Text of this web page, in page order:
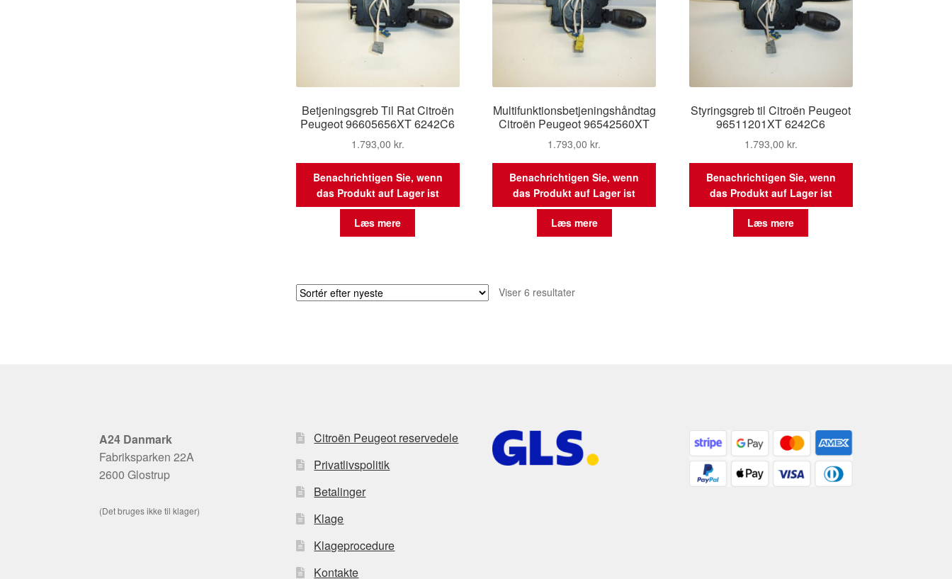
Betjeningsgreb Til Rat Citroën
Peugeot 96605656XT 6242C6
1.793,00 kr.
Benachrichtigen Sie, wenn
das Produkt auf Lager ist
Læs mere
Multifunktionsbetjeningshåndtag
Citroën Peugeot 96542560XT
1.793,00kr.
Benachrichtigen Sie, wenn
das Produkt auf Lager ist
Læs mere
Styringsgreb til Citroën Peugeot
96511201XT 6242C6
1.793,00 kr.
Benachrichtigen Sie, wenn
das Produkt auf Lager ist
Læs mere
Viser 6 resultaterSorteret
A24 Danmark
Fabriksparken 22A
2600 Glostrup
(Det bruges ikke til klager)
Citroën Peugeot reservedele
Privatlivspolitik
Betalinger
Klage
Klageprocedure
Kontakte